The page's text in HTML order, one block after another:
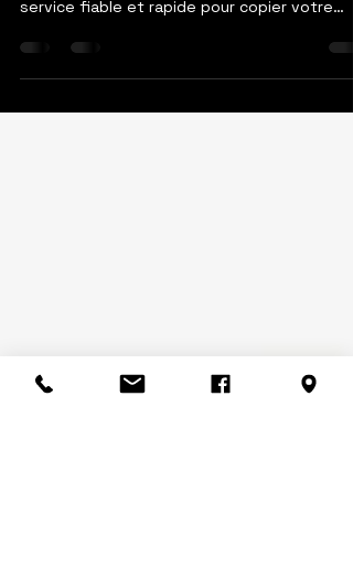
professionnel
La Cordonnerie Saint-Benoît, située au Rheu
deux pas de Bréal-sous-Montfort, propose